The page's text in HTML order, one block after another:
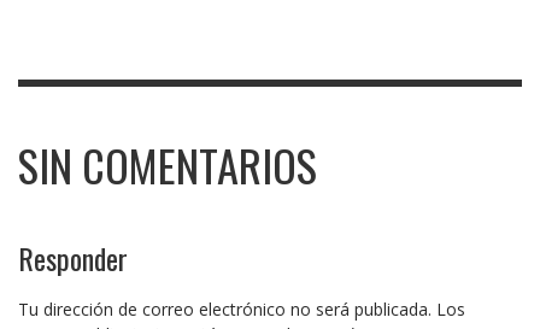
SIN COMENTARIOS
Responder
Tu dirección de correo electrónico no será publicada. Los